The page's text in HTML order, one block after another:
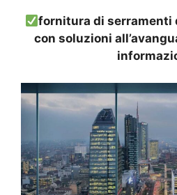
fornitura di serramenti
con soluzioni